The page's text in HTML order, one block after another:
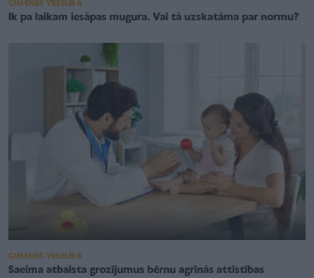
ĢIMENES VESELĪBA
Ik pa laikam iesāpas mugura. Vai tā uzskatāma par normu?
ĢIMENES VESELĪBA
Saeima atbalsta grozījumus bērnu agrīnās attīstības